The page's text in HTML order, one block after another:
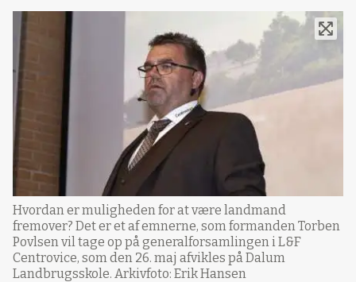
Hvordan er muligheden for at være landmand
fremover? Det er et af emnerne, som formanden Torben
Povlsen vil tage op på generalforsamlingen i L&F
Centrovice, som den 26. maj afvikles på Dalum
Landbrugsskole. Arkivfoto: Erik Hansen